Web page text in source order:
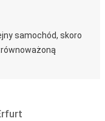
samochód, skoro